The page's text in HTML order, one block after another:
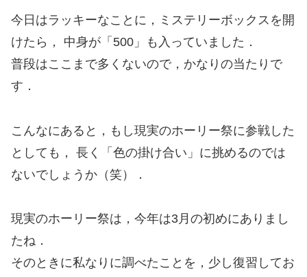
今日はラッキーなことに，ミステリーボックスを開
けたら， 中身が「500」も入っていました．
普段はここまで多くないので，かなりの当たりで
す．
こんなにあると，もし現実のホーリー祭に参戦した
としても， 長く「色の掛け合い」に挑めるのでは
ないでしょうか（笑）．
現実のホーリー祭は，今年は3月の初めにありまし
たね．
そのときに私なりに調べたことを，少し復習してお